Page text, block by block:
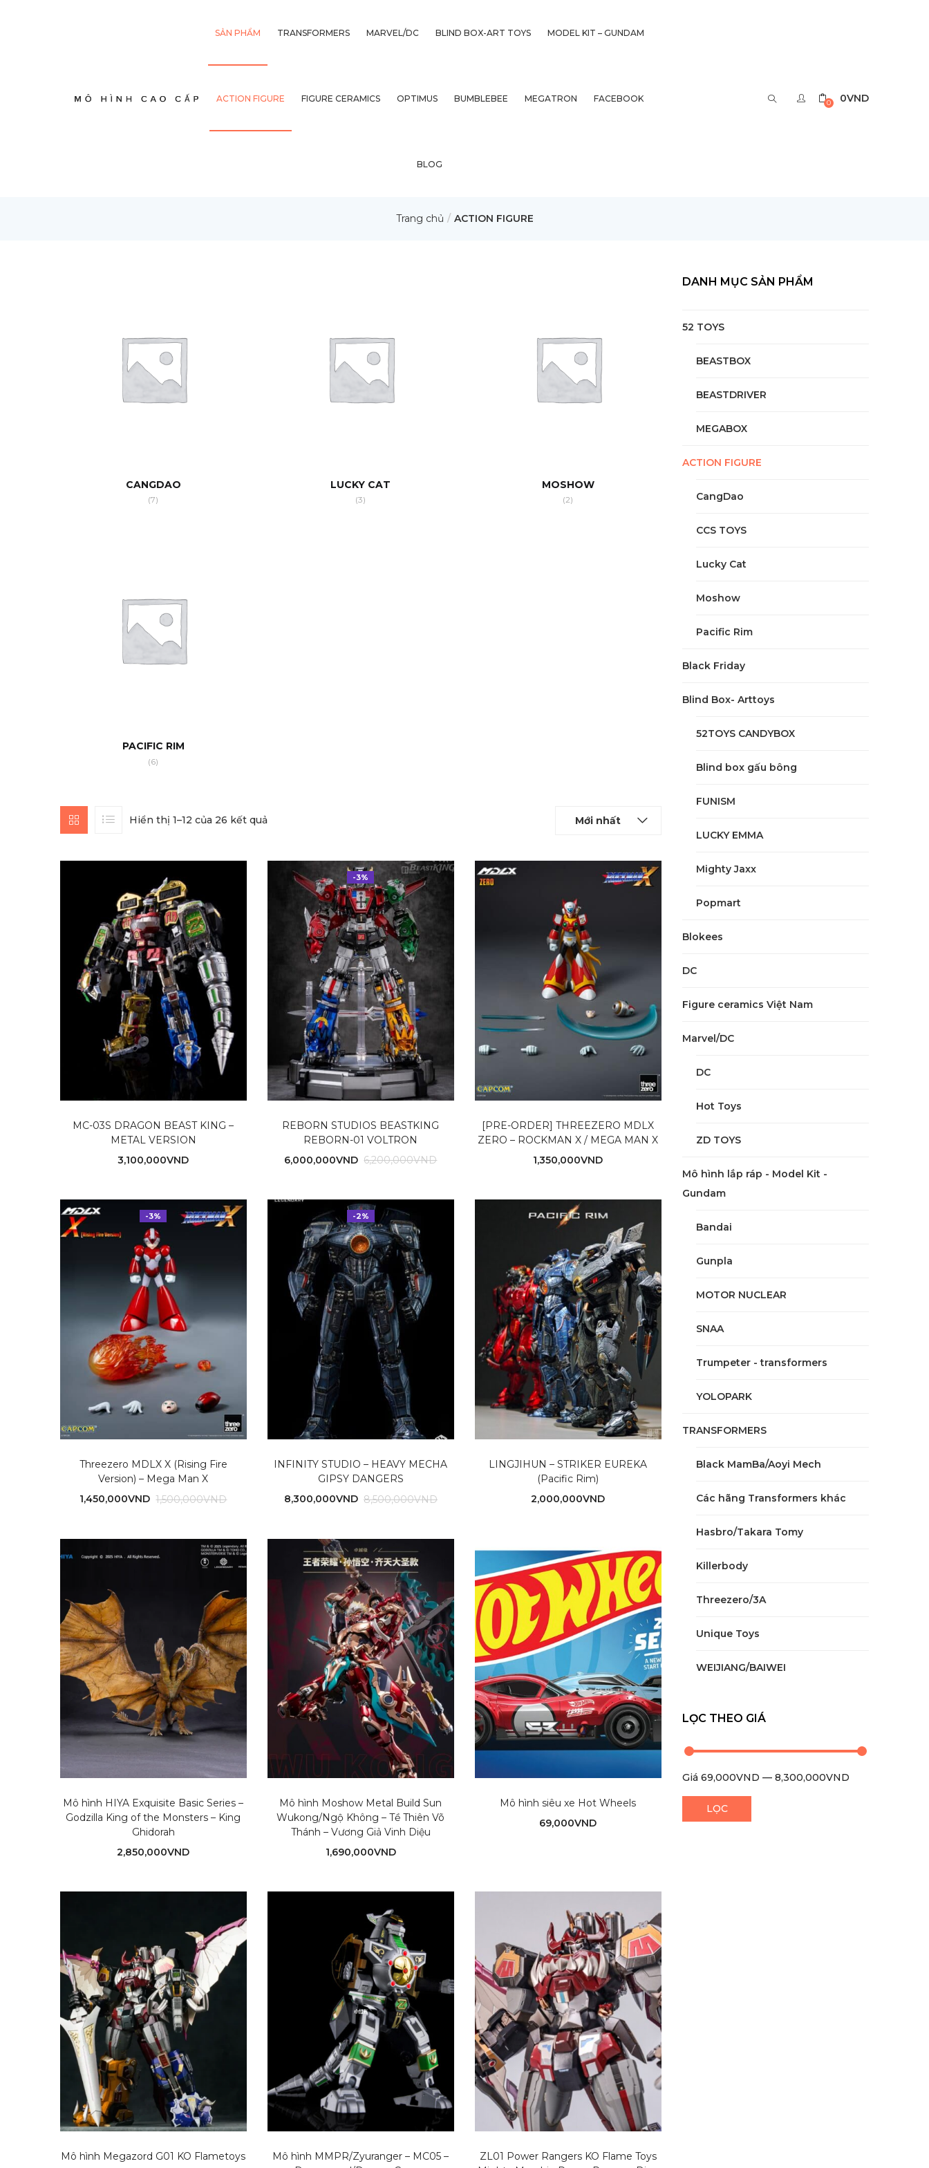
SẢN PHẨM TRANSFORMERS MARVEL/DC BLIND BOX-ART TOYS MODEL KIT – GUNDAM
ACTION FIGURE FIGURE CERAMICS OPTIMUS BUMBLEBEE MEGATRON FACEBOOK
BLOG
0 0VND
Trang chủ ACTION FIGURE
CANGDAO
(7)
LUCKY CAT
(3)
MOSHOW
(2)
PACIFIC RIM
(6)
Hiển thị 1–12 của 26 kết quả Mới nhất
MC-03S DRAGON BEAST KING –
METAL VERSION
3,100,000VND
-3%
REBORN STUDIOS BEASTKING
REBORN-01 VOLTRON
6,000,000VND 6,200,000VND
[PRE-ORDER] THREEZERO MDLX
ZERO – ROCKMAN X / MEGA MAN X
1,350,000VND
-3%
Threezero MDLX X (Rising Fire
Version) – Mega Man X
1,450,000VND 1,500,000VND
-2%
INFINITY STUDIO – HEAVY MECHA
GIPSY DANGERS
8,300,000VND 8,500,000VND
LINGJIHUN – STRIKER EUREKA
(Pacific Rim)
2,000,000VND
Mô hình HIYA Exquisite Basic Series –
Godzilla King of the Monsters – King
Ghidorah
2,850,000VND
Mô hình Moshow Metal Build Sun
Wukong/Ngộ Không – Tề Thiên Võ
Thánh – Vương Giả Vinh Diệu
1,690,000VND
Mô hình siêu xe Hot Wheels
69,000VND
Mô hình Megazord G01 KO Flametoys
Mô hình MMPR/Zyuranger – MC05 –
ZL01 Power Rangers KO Flame Toys
DANH MỤC SẢN PHẨM
52 TOYS
BEASTBOX
BEASTDRIVER
MEGABOX
ACTION FIGURE
CangDao
CCS TOYS
Lucky Cat
Moshow
Pacific Rim
Black Friday
Blind Box- Arttoys
52TOYS CANDYBOX
Blind box gấu bông
FUNISM
LUCKY EMMA
Mighty Jaxx
Popmart
Blokees
DC
Figure ceramics Việt Nam
Marvel/DC
DC
Hot Toys
ZD TOYS
Mô hình lắp ráp - Model Kit -
Gundam
Bandai
Gunpla
MOTOR NUCLEAR
SNAA
Trumpeter - transformers
YOLOPARK
TRANSFORMERS
Black MamBa/Aoyi Mech
Các hãng Transformers khác
Hasbro/Takara Tomy
Killerbody
Threezero/3A
Unique Toys
WEIJIANG/BAIWEI
LỌC THEO GIÁ
LỌC
Giá 69,000VND — 8,300,000VND